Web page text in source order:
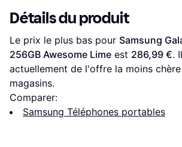
Détails du produit
Le prix le plus bas pour Samsung
256GB Awesome Lime est 286,99 €.
actuellement de l'offre la moins
magasins.
Comparer:
Samsung Téléphones portables